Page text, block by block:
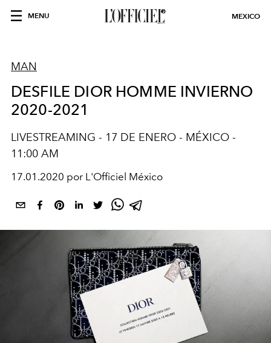
MENU MEXICO
MAN
DESFILE DIOR HOMME INVIERNO
2020-2021
LIVESTREAMING - 17 DE ENERO - MÉXICO -
11:00 AM
17.01.2020 por L'Officiel México